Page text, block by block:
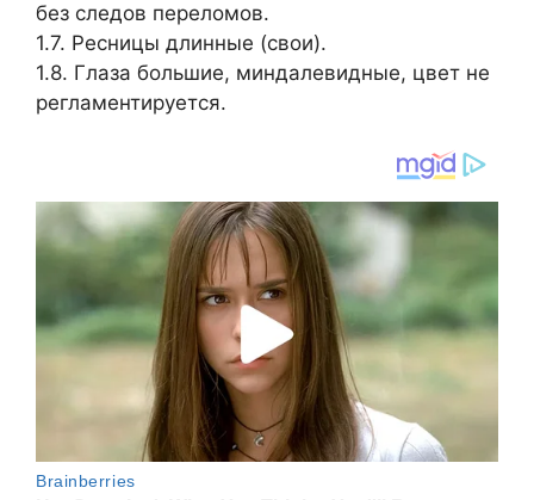
без следов переломов.
1.7. Ресницы длинные (свои).
1.8. Глаза большие, миндалевидные, цвет не
регламентируется.